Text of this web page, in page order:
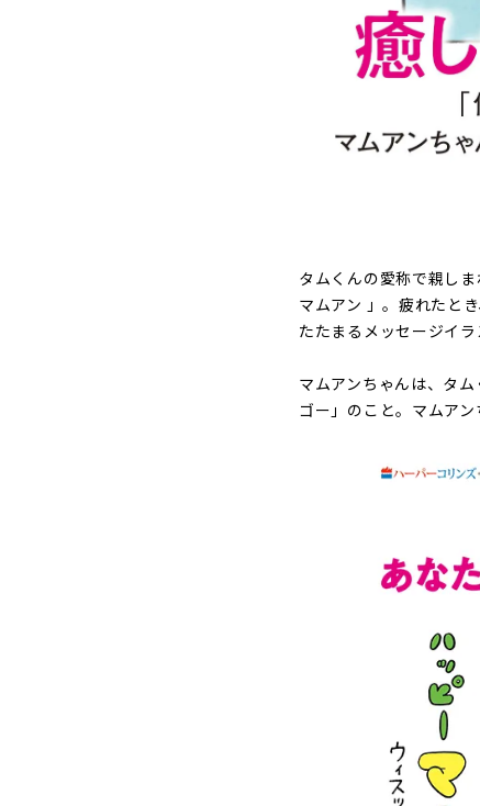
タムくんの愛称で親し
マムアン 」。疲れたと
たたまるメッセージイラ
マムアンちゃんは、タ
ゴー」のこと。マムア